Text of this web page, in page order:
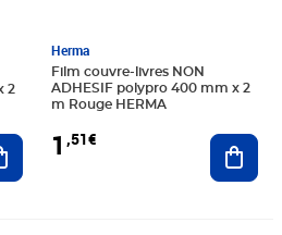
2
Ajouter au panier
Herma
Film couvre-livres NON
ADHESIF polypro 400 mm x 2
m Rouge HERMA
1 ,51€